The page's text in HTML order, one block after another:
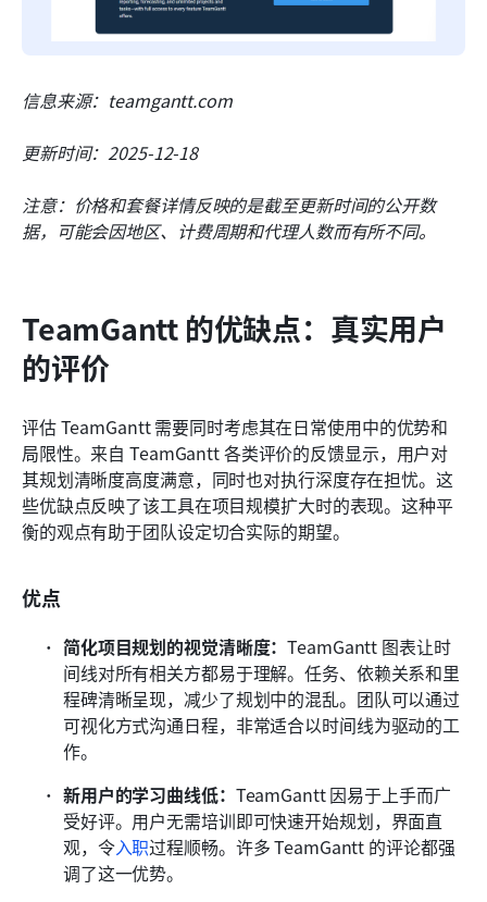
信息来源：teamgantt.com
更新时间：2025-12-18
注意：价格和套餐详情反映的是截至更新时间的公开数
据，可能会因地区、计费周期和代理人数而有所不同。
TeamGantt 的优缺点：真实用户
的评价
评估 TeamGantt 需要同时考虑其在日常使用中的优势和
局限性。来自 TeamGantt 各类评价的反馈显示，用户对
其规划清晰度高度满意，同时也对执行深度存在担忧。这
些优缺点反映了该工具在项目规模扩大时的表现。这种平
衡的观点有助于团队设定切合实际的期望。
优点
简化项目规划的视觉清晰度：TeamGantt 图表让时
间线对所有相关方都易于理解。任务、依赖关系和里
程碑清晰呈现，减少了规划中的混乱。团队可以通过
可视化方式沟通日程，非常适合以时间线为驱动的工
作。
新用户的学习曲线低： TeamGantt 因易于上手而广
受好评。用户无需培训即可快速开始规划，界面直
观，令入职过程顺畅。许多 TeamGantt 的评论都强
调了这一优势。